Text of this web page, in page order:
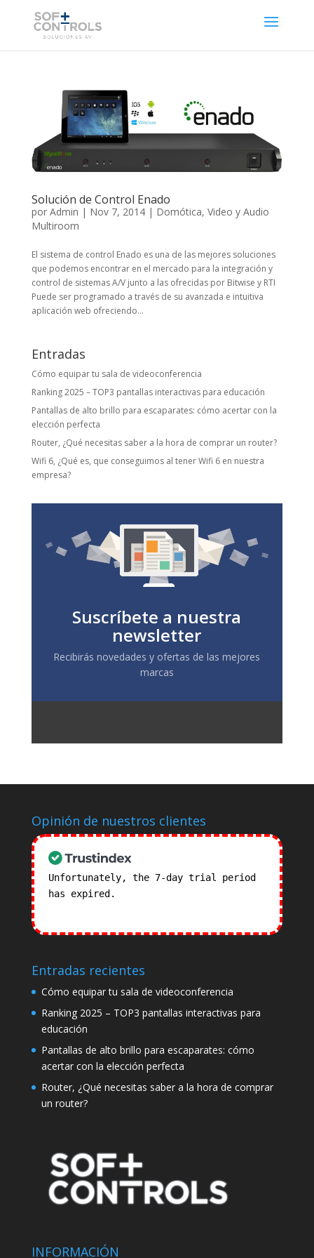
Solución de Control Enado
por Admin | Nov 7, 2014| Domótica, Video y Audio
Multiroom
El sistema de control Enado es una de las mejores soluciones
que podemos encontrar en el mercado para la integración y
control de sistemas A/V junto a las ofrecidas por Bitwise y RTI
Puede ser programado a través de su avanzada e intuitiva
aplicación web ofreciendo...
Entradas
Cómo equipar tu sala de videoconferencia
Ranking 2025 – TOP3 pantallas interactivas para educación
Pantallas de alto brillo para escaparates: cómo acertar con la
elección perfecta
Router, ¿Qué necesitas saber a la hora de comprar un router?
Wifi 6, ¿Qué es, que conseguimos al tener Wifi 6 en nuestra
empresa?
Suscríbete a nuestra
newsletter
Recibirás novedades y ofertas de las mejores
marcas
Opinión de nuestros clientes
Unfortunately, the 7-day trial period
has expired.
Entradas recientes
Cómo equipar tu sala de videoconferencia
Ranking 2025 – TOP3 pantallas interactivas para
educación
Pantallas de alto brillo para escaparates: cómo
acertar con la elección perfecta
Router, ¿Qué necesitas saber a la hora de comprar
un router?
INFORMACIÓN